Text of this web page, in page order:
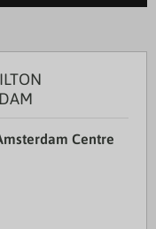
Centre